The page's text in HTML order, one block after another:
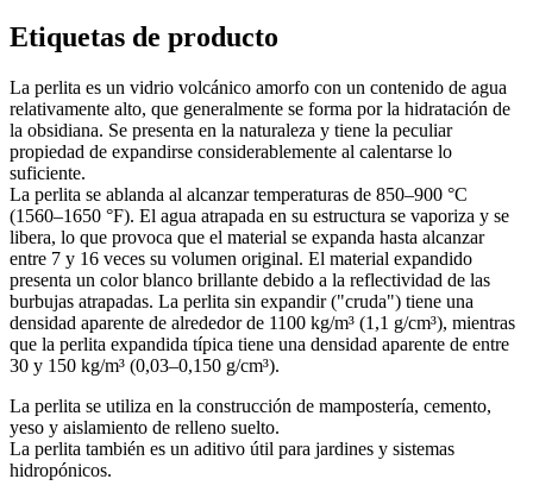
Etiquetas de producto
La perlita es un vidrio volcánico amorfo con un contenido de agua
relativamente alto, que generalmente se forma por la hidratación de
la obsidiana. Se presenta en la naturaleza y tiene la peculiar
propiedad de expandirse considerablemente al calentarse lo
suficiente.
La perlita se ablanda al alcanzar temperaturas de 850–900 °C
(1560–1650 °F). El agua atrapada en su estructura se vaporiza y se
libera, lo que provoca que el material se expanda hasta alcanzar
entre 7 y 16 veces su volumen original. El material expandido
presenta un color blanco brillante debido a la reflectividad de las
burbujas atrapadas. La perlita sin expandir ("cruda") tiene una
densidad aparente de alrededor de 1100 kg/m³ (1,1 g/cm³), mientras
que la perlita expandida típica tiene una densidad aparente de entre
30 y 150 kg/m³ (0,03–0,150 g/cm³).
La perlita se utiliza en la construcción de mampostería, cemento,
yeso y aislamiento de relleno suelto.
La perlita también es un aditivo útil para jardines y sistemas
hidropónicos.